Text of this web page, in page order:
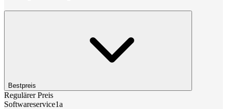
Bestpreis
Regulärer Preis
Softwareservice1a